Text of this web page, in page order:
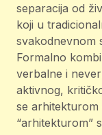
separacija od
koji u
svakodnevnom
Formalno
verbalne i
aktivnog,
se arhitekturom
“arhitekturom”